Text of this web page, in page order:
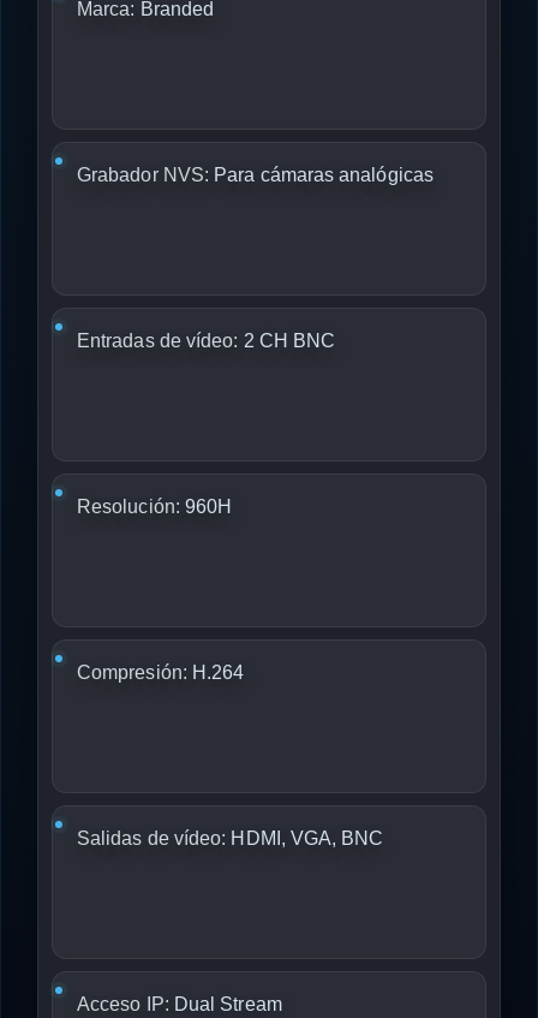
Marca: Branded
Grabador NVS: Para cámaras analógicas
Entradas de vídeo: 2 CH BNC
Resolución: 960H
Compresión: H.264
Salidas de vídeo: HDMI, VGA, BNC
Acceso IP: Dual Stream